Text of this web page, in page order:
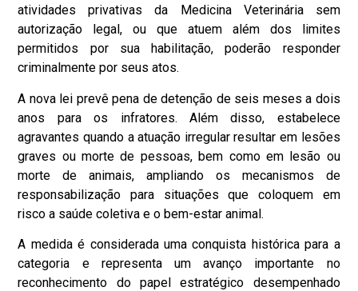
atividades privativas da Medicina Veterinária sem
autorização legal, ou que atuem além dos limites
permitidos por sua habilitação, poderão responder
criminalmente por seus atos.
A nova lei prevê pena de detenção de seis meses a dois
anos para os infratores. Além disso, estabelece
agravantes quando a atuação irregular resultar em lesões
graves ou morte de pessoas, bem como em lesão ou
morte de animais, ampliando os mecanismos de
responsabilização para situações que coloquem em
risco a saúde coletiva e o bem-estar animal.
A medida é considerada uma conquista histórica para a
categoria e representa um avanço importante no
reconhecimento do papel estratégico desempenhado